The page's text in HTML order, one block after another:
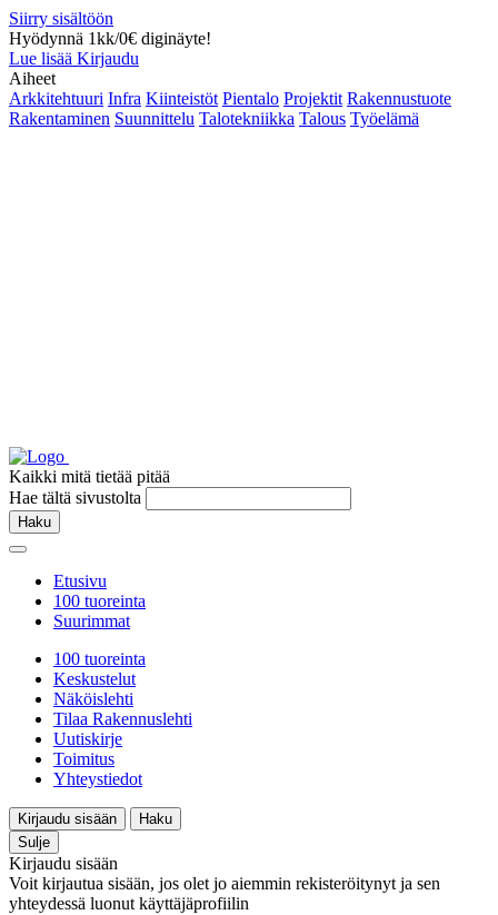
Siirry sisältöön
Hyödynnä 1kk/0€ diginäyte!
Lue lisää Kirjaudu
Aiheet
Arkkitehtuuri Infra Kiinteistöt Pientalo Projektit Rakennustuote
Rakentaminen Suunnittelu Talotekniikka Talous Työelämä
Kaikki mitä tietää pitää
Hae tältä sivustolta
Haku
Etusivu
100 tuoreinta
Suurimmat
100 tuoreinta
Keskustelut
Näköislehti
Tilaa Rakennuslehti
Uutiskirje
Toimitus
Yhteystiedot
Kirjaudu sisään
Haku
Sulje
Kirjaudu sisään
Voit kirjautua sisään, jos olet jo aiemmin rekisteröitynyt ja sen
yhteydessä luonut käyttäjäprofiilin